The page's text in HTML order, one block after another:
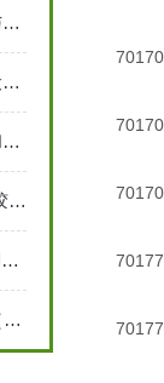
普兰德瓶口分液器的清洗与维护指南说明
普兰德瓶口分液器的结构设计及性能概述
普兰德瓶口分液器的保养和清洗步骤说明
EB病毒抗体检测试剂盒（胶体金法）
大鼠 内皮素-1（ET-1） ELISA 检测试剂盒说明书
大鼠 （Rat） 环磷酸鸟苷（cGMP）ELISA 检测试剂盒说明书